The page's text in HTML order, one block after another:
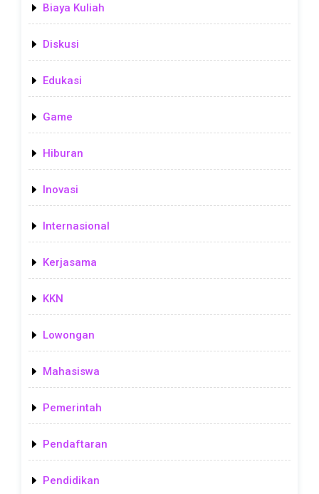
Biaya Kuliah
Diskusi
Edukasi
Game
Hiburan
Inovasi
Internasional
Kerjasama
KKN
Lowongan
Mahasiswa
Pemerintah
Pendaftaran
Pendidikan